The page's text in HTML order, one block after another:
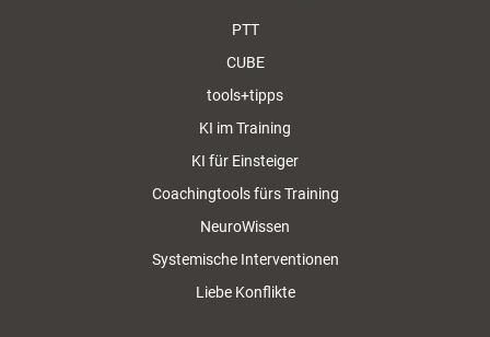
PTT
CUBE
tools+tipps
KI im Training
KI für Einsteiger
Coachingtools fürs Training
NeuroWissen
Systemische Interventionen
Liebe Konflikte